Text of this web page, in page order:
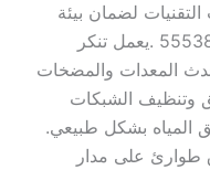
لضمان بيئة
صحية ونظيفة.اتصل بنا الآن 55538166 .يعمل تنكر
المعدات والمضخات
وتنظيف الشبكات
المياه بشكل طبيعي.
طوارئ على مدار